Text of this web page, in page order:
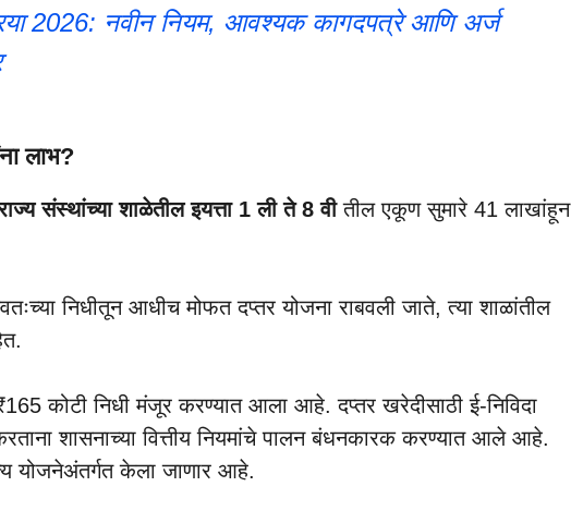
2026: नवीन नियम, आवश्यक कागदपत्रे आणि अर्ज
लाभ?
संस्थांच्या शाळेतील इयत्ता 1 ली ते 8 वीतील एकूण सुमारे 41 लाखांहून
निधीतून आधीच मोफत दप्तर योजना राबवली जाते, त्या शाळांतील
कोटी निधी मंजूर करण्यात आला आहे. दप्तर खरेदीसाठी ई-निविदा
शासनाच्या वित्तीय नियमांचे पालन बंधनकारक करण्यात आले आहे.
योजनेअंतर्गत केला जाणार आहे.